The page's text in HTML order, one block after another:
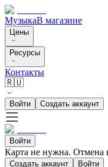
МузыкаВ магазине
Цены
Ресурсы
Контакты
🇷🇺
Войти Создать аккаунт
Войти
Карта не нужна. Отмена
Создать аккаунт Войти